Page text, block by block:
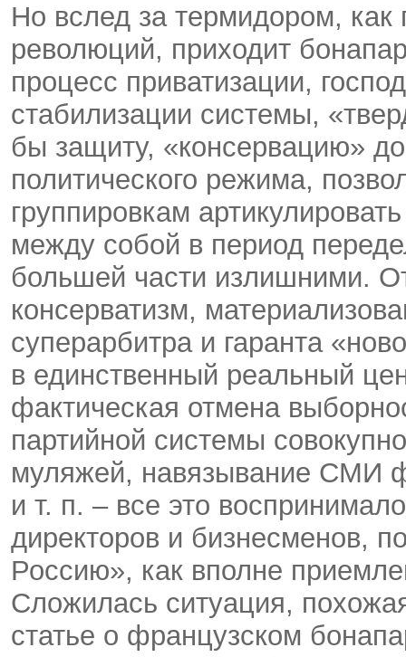
Но вслед за термидором, как
революций, приходит
процесс приватизации,
стабилизации системы,
бы защиту, «консервацию»
политического режима,
группировкам
между собой в период
большей части излишними.
консерватизм,
суперарбитра и гаранта
в единственный реальный
фактическая отмена
партийной системы
муляжей, навязывание СМИ
и т. п. – все это
директоров и бизнесменов,
Россию», как вполне
Сложилась ситуация,
статье о французском